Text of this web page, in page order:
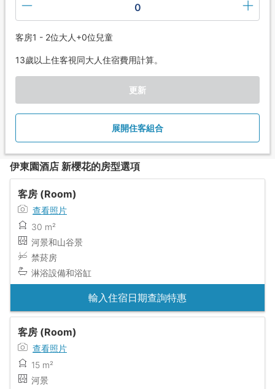
0
客房1 - 2位大人+0位兒童
13歲以上住客視同大人住宿費用計算。
更新
展開住客組合
伊東園酒店 新櫻花的房型選項
客房 (Room)
查看照片
30 m²
河景和山谷景
禁菸房
淋浴設備和浴缸
輸入住宿日期查詢特惠
客房 (Room)
查看照片
15 m²
河景